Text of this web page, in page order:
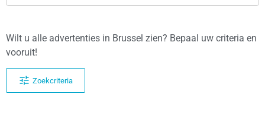
Wilt u alle advertenties in Brussel zien? Bepaal uw criteria en
vooruit!
Zoekcriteria